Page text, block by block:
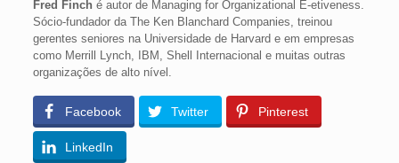
Fred Finch é autor de Managing for Organizational E‑etiveness.
Sócio-fundador da The Ken Blanchard Companies, treinou
gerentes seniores na Universidade de Harvard e em empresas
como Merrill Lynch, IBM, Shell Internacional e muitas outras
organizações de alto nível.
Facebook Twitter Pinterest
LinkedIn